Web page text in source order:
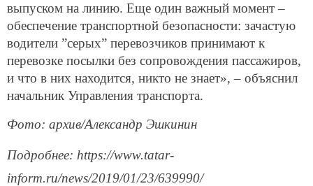
выпуском на линию. Еще один важный момент –
обеспечение транспортной безопасности: зачастую
водители ”серых” перевозчиков принимают к
перевозке посылки без сопровождения пассажиров,
и что в них находится, никто не знает», – объяснил
начальник Управления транспорта.
Фото: архив/Александр Эшкинин
Подробнее: https://www.tatar-
inform.ru/news/2019/01/23/639990/